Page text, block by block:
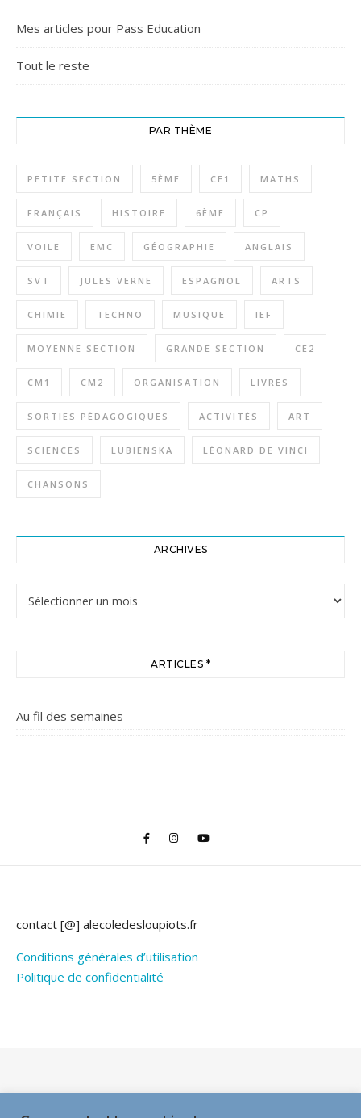
Mes articles pour Pass Education
Tout le reste
PAR THÈME
PETITE SECTION 5ÈME CE1 MATHS
FRANÇAIS HISTOIRE 6ÈME CP
VOILE EMC GÉOGRAPHIE ANGLAIS
SVT JULES VERNE ESPAGNOL ARTS
CHIMIE TECHNO MUSIQUE IEF
MOYENNE SECTION GRANDE SECTION CE2
CM1 CM2 ORGANISATION LIVRES
SORTIES PÉDAGOGIQUES ACTIVITÉS ART
SCIENCES LUBIENSKA LÉONARD DE VINCI
CHANSONS
ARCHIVES
ARTICLES *
Au fil des semaines
contact [@] alecoledesloupiots.fr
Conditions générales d’utilisation
Politique de confidentialité